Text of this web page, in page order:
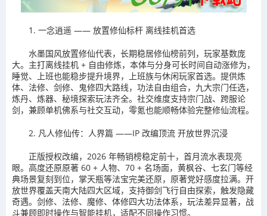
1. 一念逍遥 —— 放置修仙标杆 离线挂机首选
水墨国风放置修仙代表，长期稳居修仙榜前列，玩家基数庞
大。主打离线挂机 + 自由修炼，本体与分身可长时间自动涨修为，
睡觉、上班也能稳步提升境界，上班族与休闲玩家首选。提供炼
体、法修、剑修、鬼修四大路线，功法自由组合，九大宗门任选，
炼丹、炼器、秘境探索玩法齐全。社交维度支持宗门战、跨服论
剑，兼顾单机佛系与社交互动，零氪也能顺畅体验完整修仙流程。
2. 凡人修仙传：人界篇 ——IP 改编顶流 开放世界沉浸
正版授权改编，2026 年畅销榜稳定前十，首月流水表现亮
眼。高度还原原著 60 + 人物、70 + 名场面，黄枫谷、七玄门等经
典场景复刻到位，掌天瓶等法宝完美还原，原著党好感度拉满。开
放世界覆盖天南大陆四大区域，支持御剑飞行自由探索，触发隐藏
奇遇。剑修、法修、魔修、体修四大功法体系，玩法差异显著，战
斗兼顾即时操作与智能挂机，适配不同操作习惯。